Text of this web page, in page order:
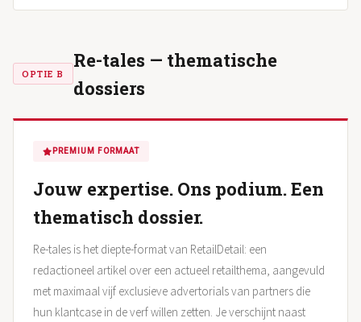
OPTIE B
Re-tales — thematische
dossiers
PREMIUM FORMAAT
Jouw expertise. Ons podium. Een
thematisch dossier.
Re-tales is het diepte-format van RetailDetail: een
redactioneel artikel over een actueel retailthema, aangevuld
met maximaal vijf exclusieve advertorials van partners die
hun klantcase in de verf willen zetten. Je verschijnt naast